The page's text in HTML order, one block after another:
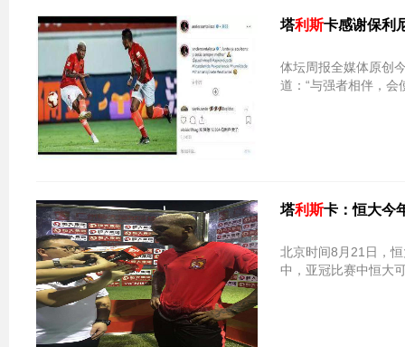
塔利斯卡感谢保利
体坛周报全媒体原创
道：“与强者相伴，会
塔利斯卡：恒大今
北京时间8月21日，
中，亚冠比赛中恒大